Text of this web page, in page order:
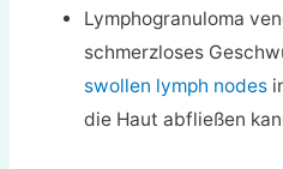
Lymphogranuloma
schmerzloses
swollen lymph nodes
die Haut abfließen